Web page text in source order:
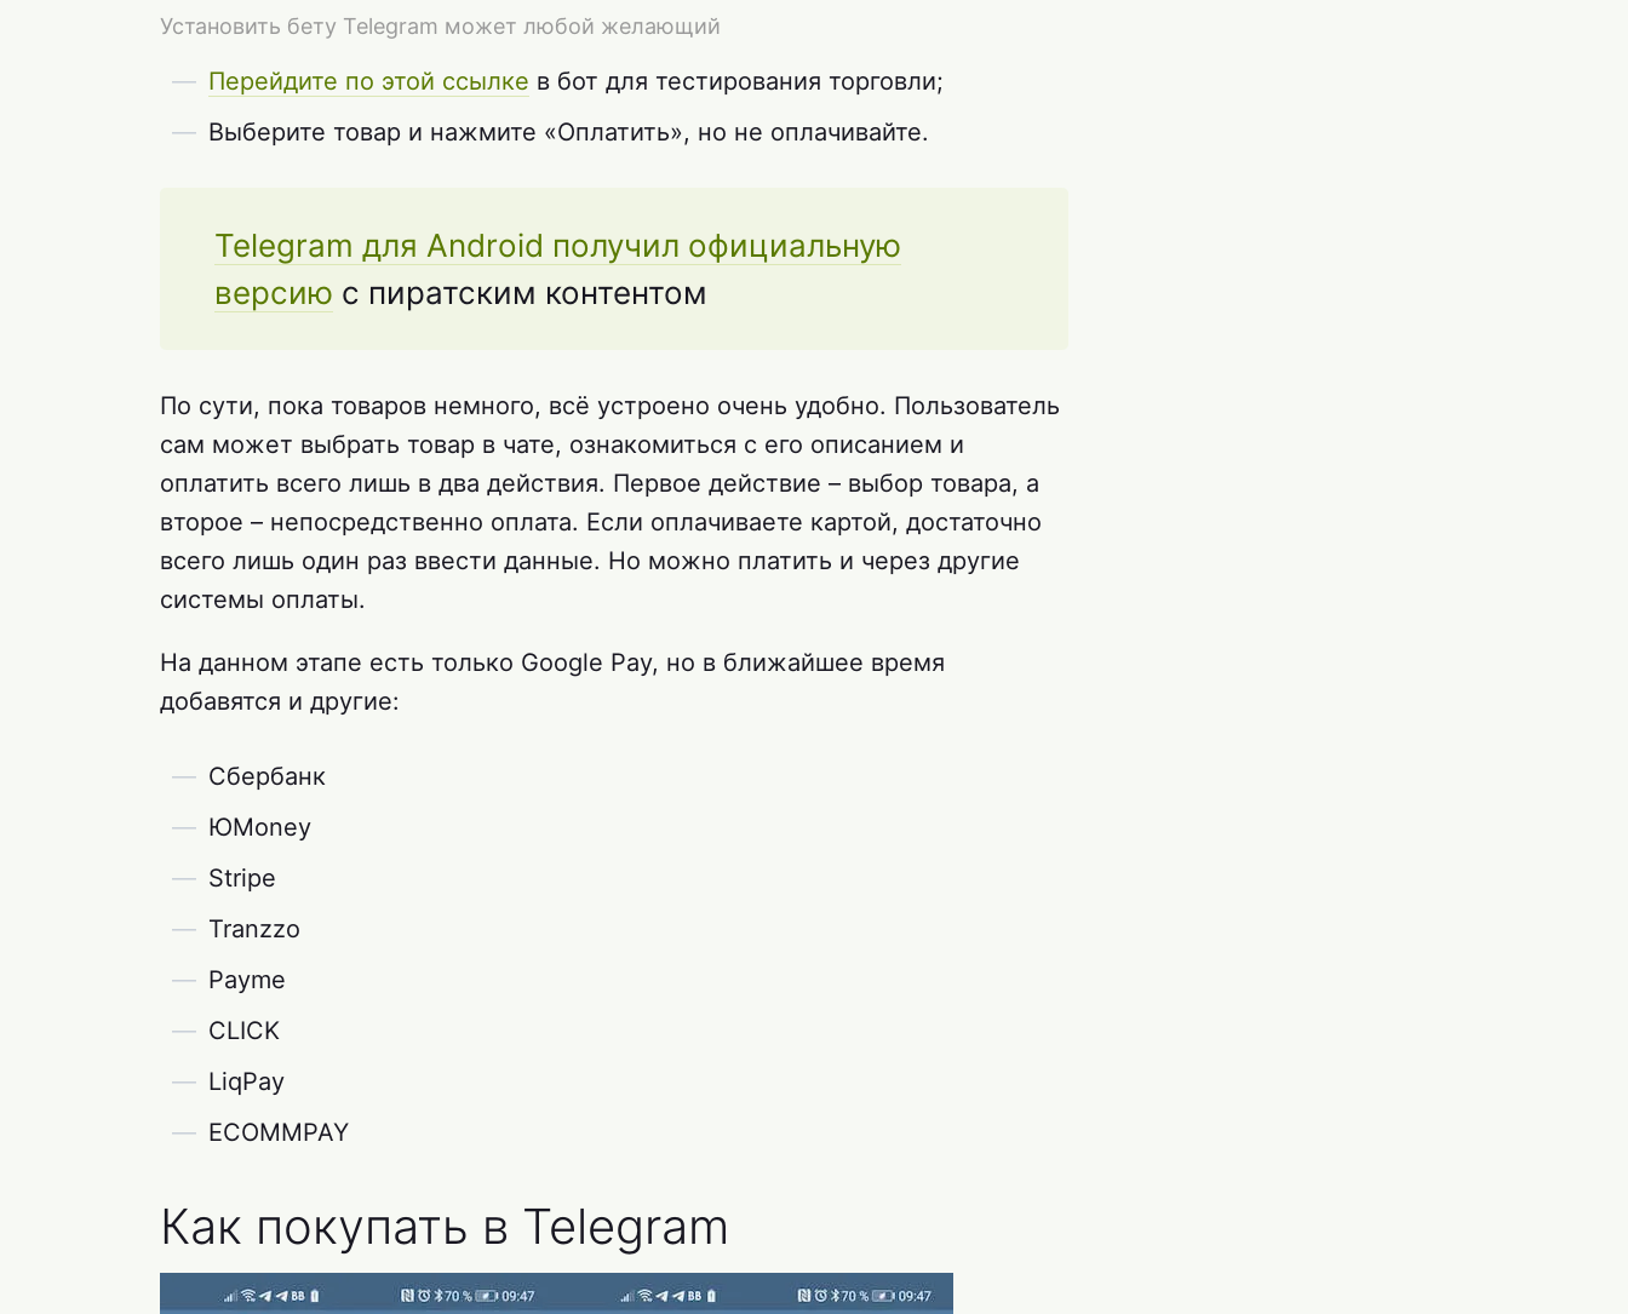
Установить бету Telegram может любой желающий
Перейдите по этой ссылке в бот для тестирования торговли;
Выберите товар и нажмите «Оплатить», но не оплачивайте.
Telegram для Android получил официальную
версию с пиратским контентом
По сути, пока товаров немного, всё устроено очень удобно. Пользователь
сам может выбрать товар в чате, ознакомиться с его описанием и
оплатить всего лишь в два действия. Первое действие – выбор товара, а
второе – непосредственно оплата. Если оплачиваете картой, достаточно
всего лишь один раз ввести данные. Но можно платить и через другие
системы оплаты.
На данном этапе есть только Google Pay, но в ближайшее время
добавятся и другие:
Сбербанк
ЮMoney
Stripe
Tranzzo
Payme
CLICK
LiqPay
ECOMMPAY
Как покупать в Telegram